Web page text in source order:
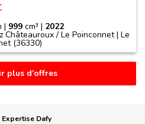
| 999 cm³ | 2022
Châteauroux / Le Poinconnet | Le
(36330)
plus d'offres
Expertise Dafy